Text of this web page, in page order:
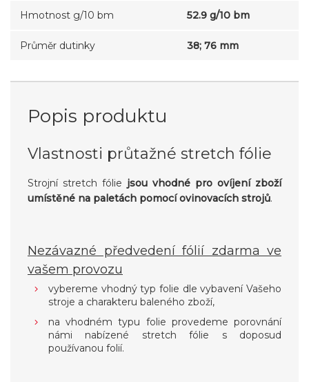
Hmotnost g/10 bm 52.9 g/10 bm
Průměr dutinky 38; 76 mm
Popis produktu
Vlastnosti průtažné stretch fólie
Strojní stretch fólie jsou vhodné pro ovíjení zboží
umístěné na paletách pomocí ovinovacích strojů.
Nezávazné předvedení fólií zdarma ve
vašem provozu
vybereme vhodný typ folie dle vybavení Vašeho
stroje a charakteru baleného zboží,
na vhodném typu folie provedeme porovnání
námi nabízené stretch fólie s doposud
používanou folií.